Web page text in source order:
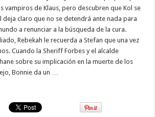
vampiros de Klaus, pero descubren que Kol se
deja claro que no se detendrá ante nada para
a renunciar a la búsqueda de la cura.
Rebekah le recuerda a Stefan que una vez
Cuando la Sheriff Forbes y el alcalde
sobre su implicación en la muerte de los
Bonnie da un …